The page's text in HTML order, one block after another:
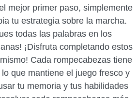
mejor primer paso, simplemente
tu estrategia sobre la marcha.
todas las palabras en los
¡Disfruta completando estos
Cada rompecabezas tiene
que mantiene el juego fresco y
tu memoria y tus habilidades